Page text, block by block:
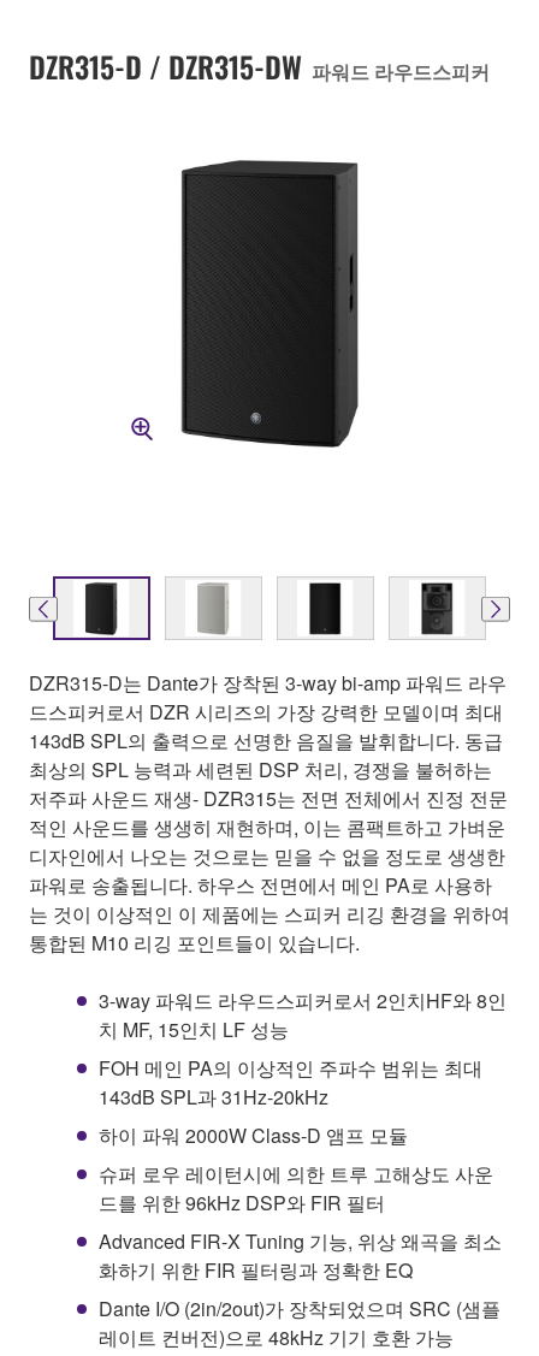
DZR315-D / DZR315-DW 파워드 라우드스피커
DZR315-D는 Dante가 장착된 3-way bi-amp 파워드 라우
드스피커로서 DZR 시리즈의 가장 강력한 모델이며 최대
143dB SPL의 출력으로 선명한 음질을 발휘합니다. 동급
최상의 SPL 능력과 세련된 DSP 처리, 경쟁을 불허하는
저주파 사운드 재생- DZR315는 전면 전체에서 진정 전문
적인 사운드를 생생히 재현하며, 이는 콤팩트하고 가벼운
디자인에서 나오는 것으로는 믿을 수 없을 정도로 생생한
파워로 송출됩니다. 하우스 전면에서 메인 PA로 사용하
는 것이 이상적인 이 제품에는 스피커 리깅 환경을 위하여
통합된 M10 리깅 포인트들이 있습니다.
3-way 파워드 라우드스피커로서 2인치HF와 8인
치 MF, 15인치 LF 성능
FOH 메인 PA의 이상적인 주파수 범위는 최대
143dB SPL과 31Hz-20kHz
하이 파워 2000W Class-D 앰프 모듈
슈퍼 로우 레이턴시에 의한 트루 고해상도 사운
드를 위한 96kHz DSP와 FIR 필터
Advanced FIR-X Tuning 기능, 위상 왜곡을 최소
화하기 위한 FIR 필터링과 정확한 EQ
Dante I/O (2in/2out)가 장착되었으며 SRC (샘플
레이트 컨버전)으로 48kHz 기기 호환 가능